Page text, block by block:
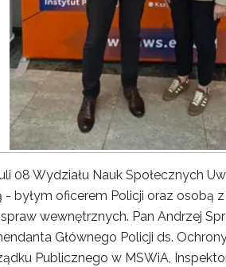
08 Wydziału Nauk Społecznych
- byłym oficerem Policji oraz osobą
wewnętrznych. Pan Andrzej
Głównego Policji ds.
Publicznego w MSWiA,